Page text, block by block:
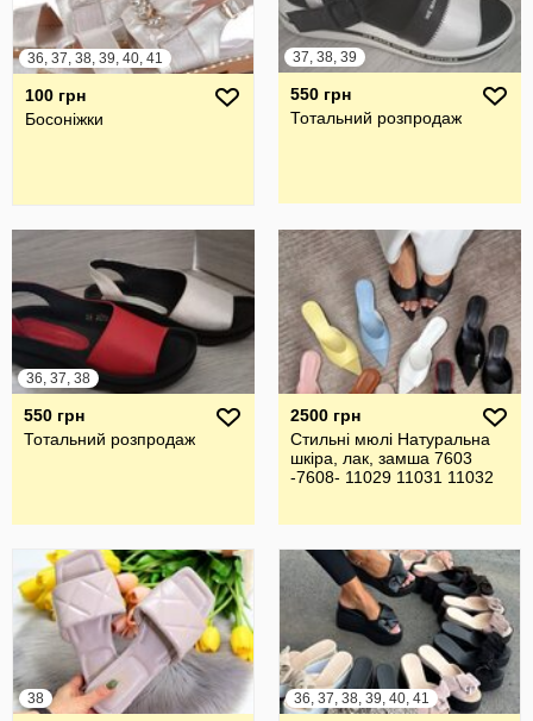
36, 37, 38, 39, 40, 41
100 грн
Босоніжки
37, 38, 39
550 грн
Тотальний розпродаж
36, 37, 38
550 грн
Тотальний розпродаж
2500 грн
Стильні мюлі Натуральна
шкіра, лак, замша 7603
-7608- 11029 11031 11032
38 36, 37, 38, 39, 40, 41